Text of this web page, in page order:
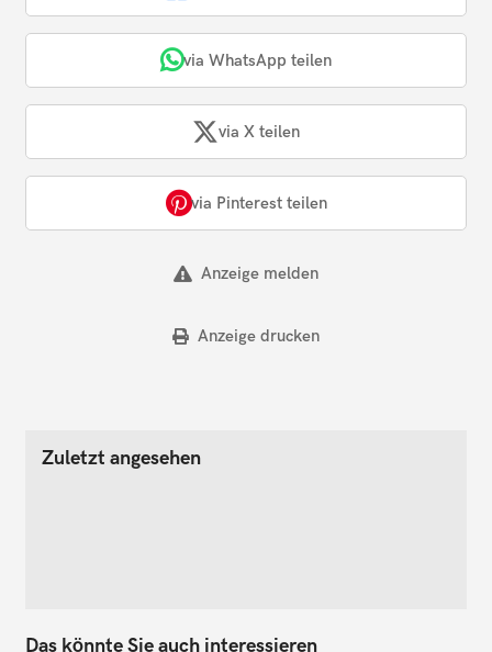
via WhatsApp teilen
via X teilen
via Pinterest teilen
Anzeige melden
Anzeige drucken
Zuletzt angesehen
Das könnte Sie auch interessieren